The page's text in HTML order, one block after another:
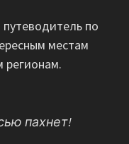
по
местам
пахнет!